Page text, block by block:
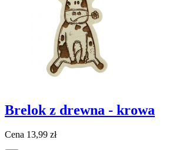
Brelok z drewna - krowa
Cena 13,99 zł